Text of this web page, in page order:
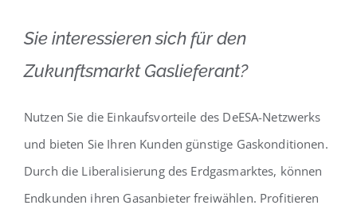
Sie interessieren sich für den
Zukunftsmarkt Gaslieferant?
Nutzen Sie die Einkaufsvorteile des DeESA-Netzwerks
und bieten Sie Ihren Kunden günstige Gaskonditionen.
Durch die Liberalisierung des Erdgasmarktes, können
Endkunden ihren Gasanbieter freiwählen. Profitieren